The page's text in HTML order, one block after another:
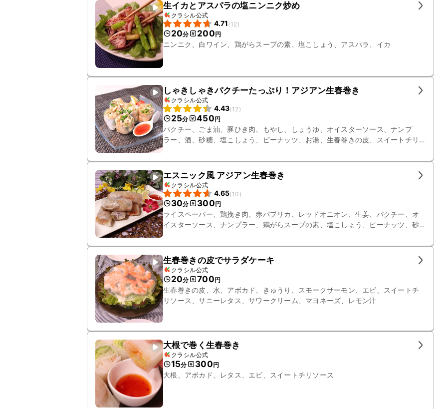
生イカとアスパラの塩ニンニク炒め
クラシル公式
4.71(12 )
20分 200円
ニンニク、白ワイン、鶏がらスープの素、塩こしょう、アスパラ、イカ
しゃきしゃきパクチーたっぷり！アジアン生春巻き
クラシル公式
4.43(12 )
25分 450円
パクチー、ごま油、豚ひき肉、もやし、しょうゆ、オイスターソース、ナンプ
ラー、酒、砂糖、塩こしょう、ピーナッツ、お湯、生春巻きの皮、スイートチリ
エスニック風 アジアン生春巻き
クラシル公式
4.65(10 )
30分 300円
ライスペーパー、鶏挽き肉、赤パプリカ、レッドオニオン、生姜、パクチー、オ
イスターソース、ナンプラー、鶏がらスープの素、塩こしょう、ピーナッツ、砂
鷹の爪輪切り
生春巻きの皮でサラダケーキ
クラシル公式
20分 700円
生春巻きの皮、水、アボカド、きゅうり、スモークサーモン、エビ、スイートチ
リソース、サニーレタス、サワークリーム、マヨネーズ、レモン汁
大根で巻く生春巻き
クラシル公式
15分 300円
大根、アボカド、レタス、エビ、スイートチリソース